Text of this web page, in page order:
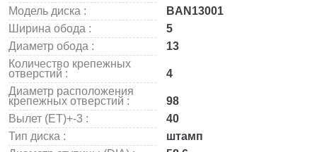
Модель диска :
BAN13001
Ширина обода :
5
Диаметр обода :
13
Количество крепежных
отверстий :
4
Диаметр расположения
крепежных отверстий :
98
Вылет (ET)+-3 :
40
Тип диска :
штамп